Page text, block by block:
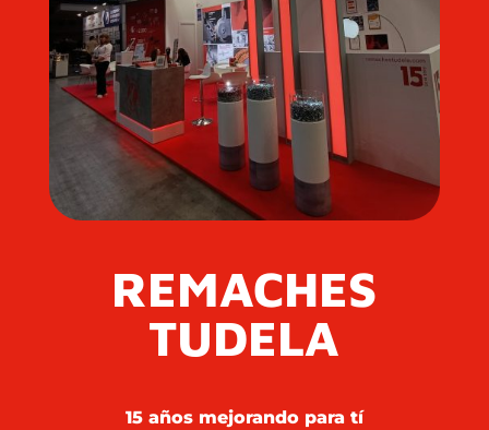
REMACHES
TUDELA
15 años mejorando para tí